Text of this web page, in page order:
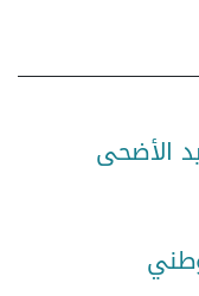
الأضحى